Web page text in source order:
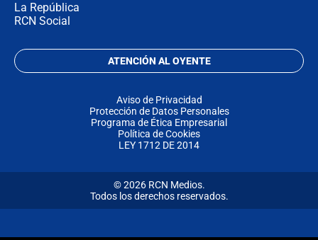
La República
RCN Social
ATENCIÓN AL OYENTE
Aviso de Privacidad
Protección de Datos Personales
Programa de Ética Empresarial
Política de Cookies
LEY 1712 DE 2014
© 2026 RCN Medios.
Todos los derechos reservados.